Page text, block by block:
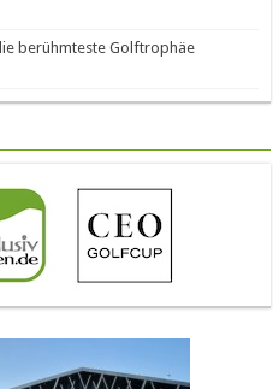
berühmteste Golftrophäe